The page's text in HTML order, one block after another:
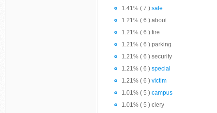
1.41% ( 7 ) safe
1.21% ( 6 ) about
1.21% ( 6 ) fire
1.21% ( 6 ) parking
1.21% ( 6 ) security
1.21% ( 6 ) special
1.21% ( 6 ) victim
1.01% ( 5 ) campus
1.01% ( 5 ) clery